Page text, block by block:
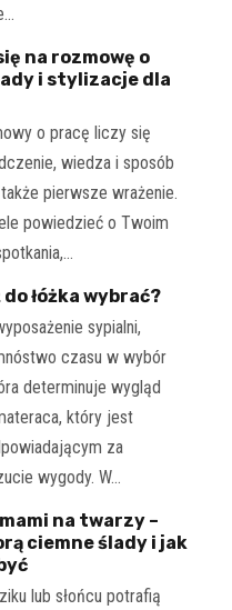
na rozmowę o
i stylizacje dla
o pracę liczy się
wiedza i sposób
pierwsze wrażenie.
powiedzieć o Twoim
łóżka wybrać?
sypialni,
czasu w wybór
determinuje wygląd
który jest
za
wygody. W…
na twarzy –
ciemne ślady i jak
lub słońcu potrafią